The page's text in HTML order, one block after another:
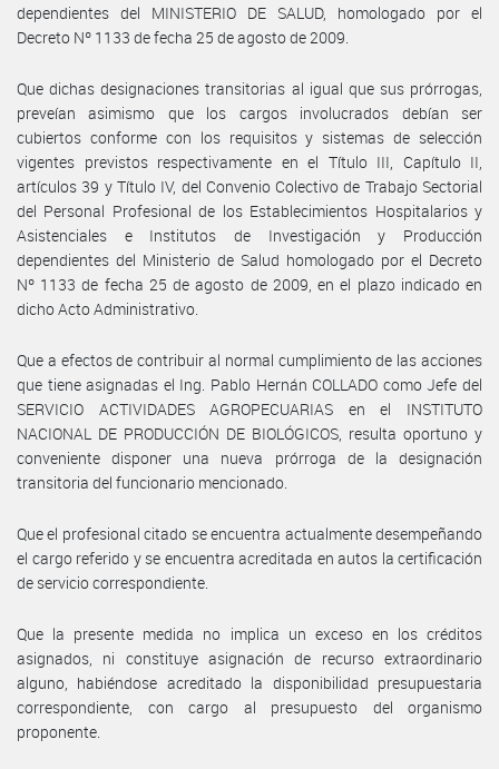
dependientes del MINISTERIO DE SALUD, homologado por el
Decreto Nº 1133 de fecha 25 de agosto de 2009.
Que dichas designaciones transitorias al igual que sus prórrogas,
preveían asimismo que los cargos involucrados debían ser
cubiertos conforme con los requisitos y sistemas de selección
vigentes previstos respectivamente en el Título III, Capítulo II,
artículos 39 y Título IV, del Convenio Colectivo de Trabajo Sectorial
del Personal Profesional de los Establecimientos Hospitalarios y
Asistenciales e Institutos de Investigación y Producción
dependientes del Ministerio de Salud homologado por el Decreto
Nº 1133 de fecha 25 de agosto de 2009, en el plazo indicado en
dicho Acto Administrativo.
Que a efectos de contribuir al normal cumplimiento de las acciones
que tiene asignadas el Ing. Pablo Hernán COLLADO como Jefe del
SERVICIO ACTIVIDADES AGROPECUARIAS en el INSTITUTO
NACIONAL DE PRODUCCIÓN DE BIOLÓGICOS, resulta oportuno y
conveniente disponer una nueva prórroga de la designación
transitoria del funcionario mencionado.
Que el profesional citado se encuentra actualmente desempeñando
el cargo referido y se encuentra acreditada en autos la certificación
de servicio correspondiente.
Que la presente medida no implica un exceso en los créditos
asignados, ni constituye asignación de recurso extraordinario
alguno, habiéndose acreditado la disponibilidad presupuestaria
correspondiente, con cargo al presupuesto del organismo
proponente.